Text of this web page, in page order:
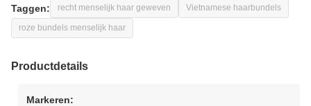
Taggen: recht menselijk haar geweven Vietnamese haarbundels
roze bundels menselijk haar
Productdetails
Markeren: